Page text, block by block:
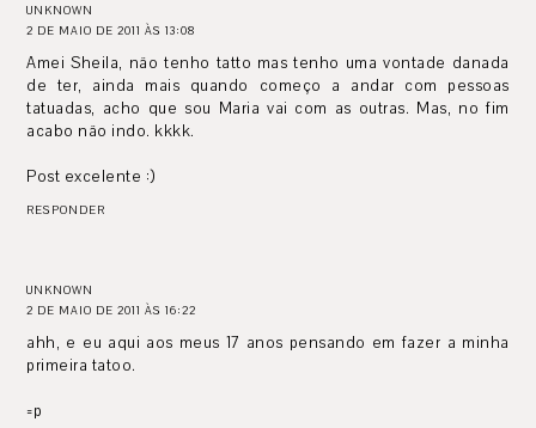
UNKNOWN
2 DE MAIO DE 2011 ÀS 13:08
Amei Sheila, não tenho tatto mas tenho uma vontade danada
de ter, ainda mais quando começo a andar com pessoas
tatuadas, acho que sou Maria vai com as outras. Mas, no fim
acabo não indo. kkkk.
Post excelente :)
RESPONDER
UNKNOWN
2 DE MAIO DE 2011 ÀS 16:22
ahh, e eu aqui aos meus 17 anos pensando em fazer a minha
primeira tatoo.
=p